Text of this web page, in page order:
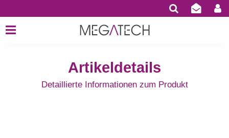
Artikeldetails
Detaillierte Informationen zum Produkt